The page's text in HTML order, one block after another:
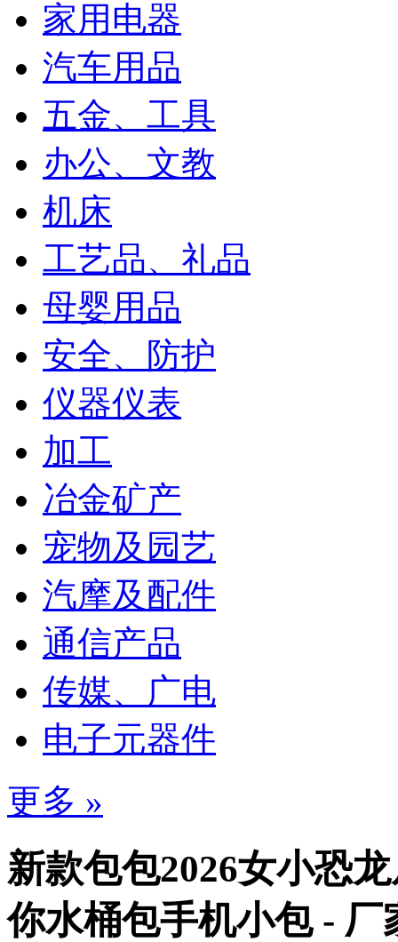
家用电器
汽车用品
五金、工具
办公、文教
机床
工艺品、礼品
母婴用品
安全、防护
仪器仪表
加工
冶金矿产
宠物及园艺
汽摩及配件
通信产品
传媒、广电
电子元器件
更多 »
新款包包2026女小恐
你水桶包手机小包 - 厂